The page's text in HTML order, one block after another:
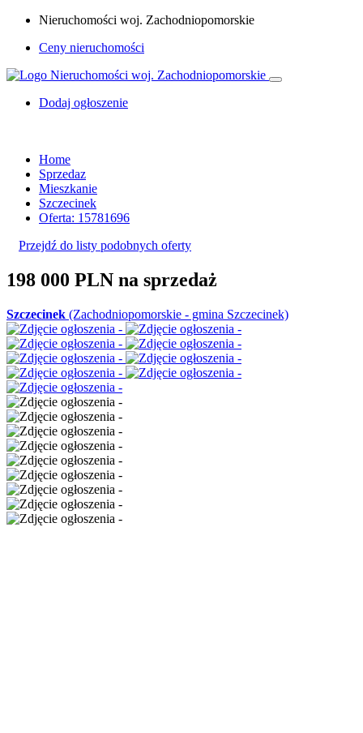
Nieruchomości woj. Zachodniopomorskie
Ceny nieruchomości
Dodaj ogłoszenie
Home
Sprzedaz
Mieszkanie
Szczecinek
Oferta: 15781696
Przejdź do listy podobnych oferty
198 000 PLN na sprzedaż
Szczecinek (Zachodniopomorskie - gmina Szczecinek)